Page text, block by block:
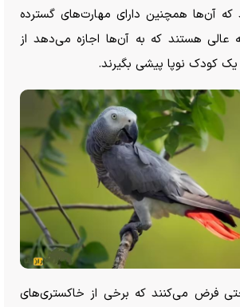
که آن‌ها همچنین دارای مهارت‌های گسترده
هستند که به آن‌ها اجازه می‌دهد از
کودک نوپا پیشی بگیرند.
فرض می‌کنند که برخی از خاکستری‌های